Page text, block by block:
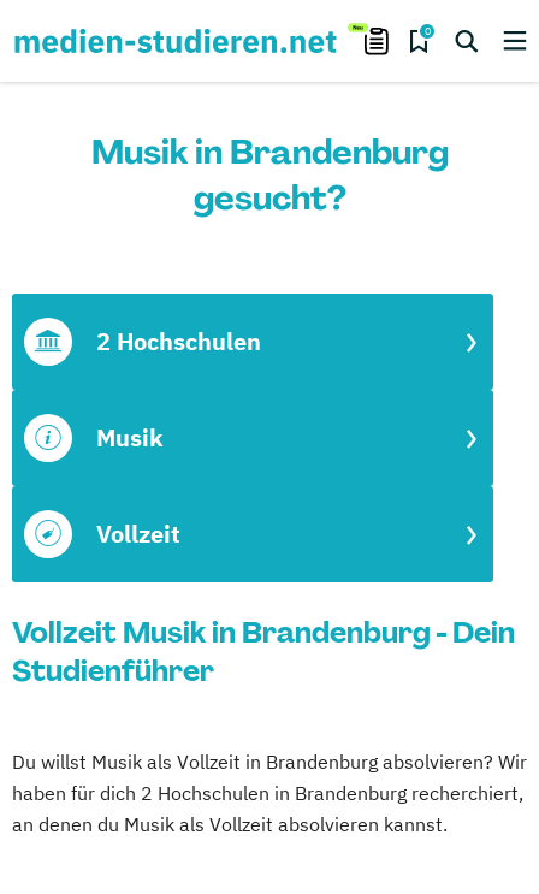
0
Musik in Brandenburg
gesucht?
Vollzeit
Musik
2 Hochschulen
Vollzeit Musik in Brandenburg - Dein
Studienführer
Du willst Musik als Vollzeit in Brandenburg absolvieren? Wir
haben für dich 2 Hochschulen in Brandenburg recherchiert,
an denen du Musik als Vollzeit absolvieren kannst.